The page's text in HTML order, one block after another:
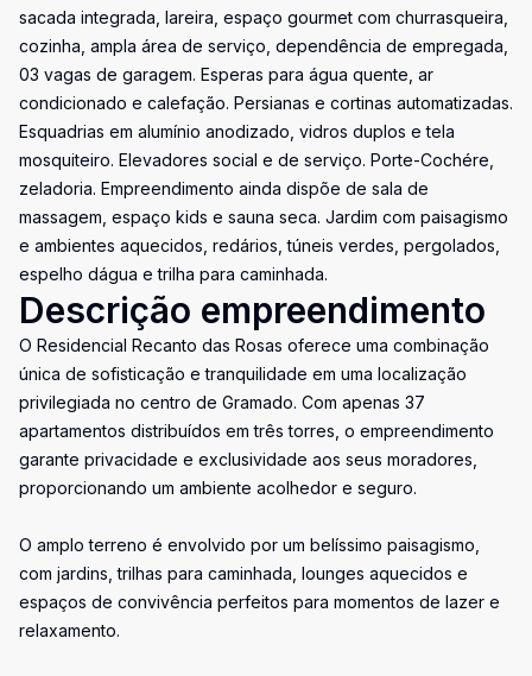
sacada integrada, lareira, espaço gourmet com churrasqueira,
cozinha, ampla área de serviço, dependência de empregada,
03 vagas de garagem. Esperas para água quente, ar
condicionado e calefação. Persianas e cortinas automatizadas.
Esquadrias em alumínio anodizado, vidros duplos e tela
mosquiteiro. Elevadores social e de serviço. Porte-Cochére,
zeladoria. Empreendimento ainda dispõe de sala de
massagem, espaço kids e sauna seca. Jardim com paisagismo
e ambientes aquecidos, redários, túneis verdes, pergolados,
espelho dágua e trilha para caminhada.
Descrição empreendimento
O Residencial Recanto das Rosas oferece uma combinação
única de sofisticação e tranquilidade em uma localização
privilegiada no centro de Gramado. Com apenas 37
apartamentos distribuídos em três torres, o empreendimento
garante privacidade e exclusividade aos seus moradores,
proporcionando um ambiente acolhedor e seguro.
O amplo terreno é envolvido por um belíssimo paisagismo,
com jardins, trilhas para caminhada, lounges aquecidos e
espaços de convivência perfeitos para momentos de lazer e
relaxamento.